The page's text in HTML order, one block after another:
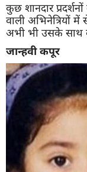
कुछ शानदार
वाली अभिनेत्रियों
अभी भी उसके साथ
जान्हवी कपूर